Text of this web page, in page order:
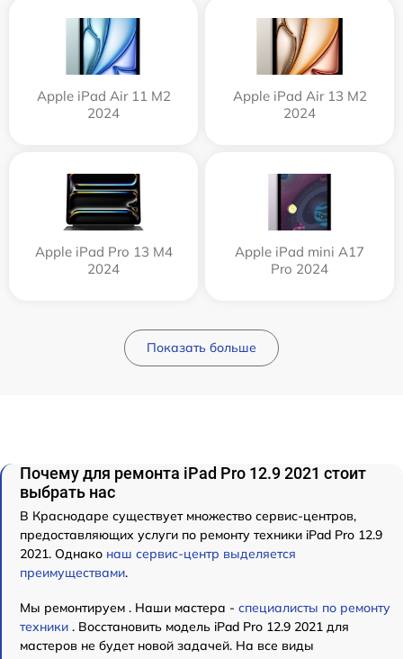
Apple iPad Air 11 M2
2024
Apple iPad Air 13 M2
2024
Apple iPad Pro 13 M4
2024
Apple iPad mini A17
Pro 2024
Показать больше
Почему для ремонта iPad Pro 12.9 2021 стоит
выбрать нас
В Краснодаре существует множество сервис-центров,
предоставляющих услуги по ремонту техники iPad Pro 12.9
2021. Однако наш сервис-центр выделяется
преимуществами.
Мы ремонтируем . Наши мастера - специалисты по ремонту
техники . Восстановить модель iPad Pro 12.9 2021 для
мастеров не будет новой задачей. На все виды